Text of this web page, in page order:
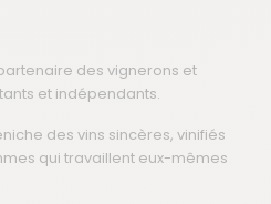
des vignerons et
et indépendants.
des vins sincères, vinifiés
qui travaillent eux-mêmes